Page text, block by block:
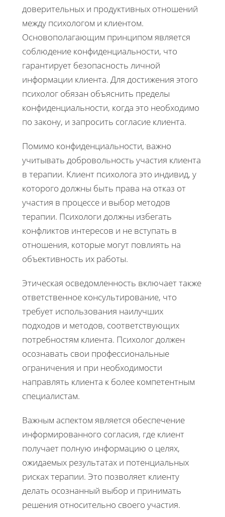
доверительных и продуктивных отношений
между психологом и клиентом.
Основополагающим принципом является
соблюдение конфиденциальности, что
гарантирует безопасность личной
информации клиента. Для достижения этого
психолог обязан объяснить пределы
конфиденциальности, когда это необходимо
по закону, и запросить согласие клиента.
Помимо конфиденциальности, важно
учитывать добровольность участия клиента
в терапии. Клиент психолога это индивид, у
которого должны быть права на отказ от
участия в процессе и выбор методов
терапии. Психологи должны избегать
конфликтов интересов и не вступать в
отношения, которые могут повлиять на
объективность их работы.
Этическая осведомленность включает также
ответственное консультирование, что
требует использования наилучших
подходов и методов, соответствующих
потребностям клиента. Психолог должен
осознавать свои профессиональные
ограничения и при необходимости
направлять клиента к более компетентным
специалистам.
Важным аспектом является обеспечение
информированного согласия, где клиент
получает полную информацию о целях,
ожидаемых результатах и потенциальных
рисках терапии. Это позволяет клиенту
делать осознанный выбор и принимать
решения относительно своего участия.